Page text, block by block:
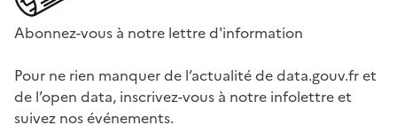
Abonnez-vous à notre lettre d'information
Pour ne rien manquer de l’actualité de data.gouv.fr et
de l’open data, inscrivez-vous à notre infolettre et
suivez nos événements.